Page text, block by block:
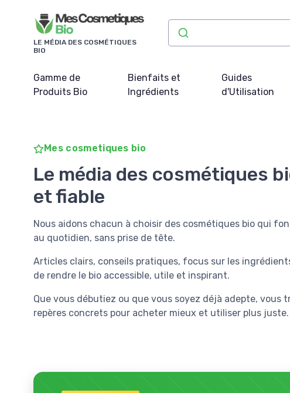
LE MÉDIA DES COSMÉTIQUES
BIO
Gamme de
Produits Bio
Bienfaits et
Ingrédients
Guides
d'Utilisation
Mes cosmetiques bio
Le média des cosmétiques
et fiable
Nous aidons chacun à choisir des cosmétiques bio qui
au quotidien, sans prise de tête.
Articles clairs, conseils pratiques, focus sur les
de rendre le bio accessible, utile et inspirant.
Que vous débutiez ou que vous soyez déjà adepte, vous
repères concrets pour acheter mieux et utiliser plus juste.